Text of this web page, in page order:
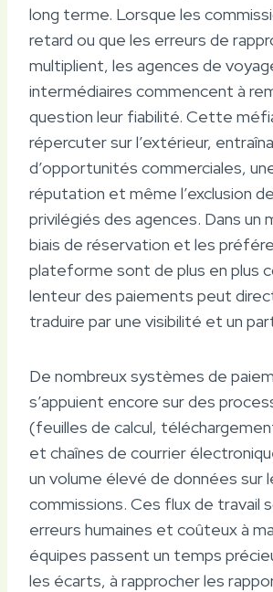
long terme. Lorsque les
retard ou que les erreurs de
multiplient, les agences de
intermédiaires commencent à
question leur fiabilité. Cette
répercuter sur l’extérieur,
d’opportunités commerciales,
réputation et même l’exclusion
privilégiés des agences. Dans un
biais de réservation et les
plateforme sont de plus en plus
lenteur des paiements peut
traduire par une visibilité et un
De nombreux systèmes de
s’appuient encore sur des
(feuilles de calcul,
et chaînes de courrier
un volume élevé de données sur
commissions. Ces flux de travail
erreurs humaines et coûteux à
équipes passent un temps
les écarts, à rapprocher les